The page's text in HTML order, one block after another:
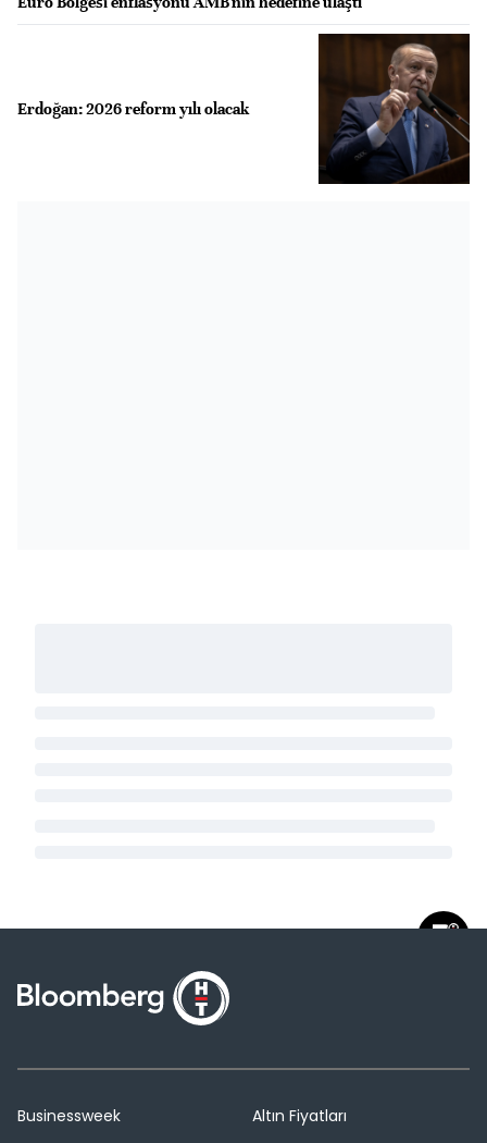
Erdoğan: 2026 reform yılı olacak
Businessweek
Altın Fiyatları